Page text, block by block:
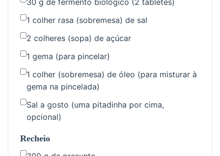
30 g de fermento biológico (2 tabletes)
1 colher rasa (sobremesa) de sal
2 colheres (sopa) de açúcar
1 gema (para pincelar)
1 colher (sobremesa) de óleo (para misturar à
gema na pincelada)
Sal a gosto (uma pitadinha por cima,
opcional)
Recheio